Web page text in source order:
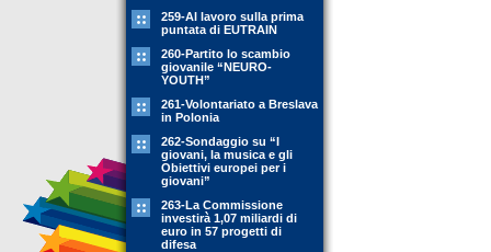
259-Al lavoro sulla prima
puntata di EUTRAIN
260-Partito lo scambio
giovanile “NEURO-
YOUTH”
261-Volontariato a Breslava
in Polonia
262-Sondaggio su “I
giovani, la musica e gli
Obiettivi europei per i
giovani”
263-La Commissione
investirà 1,07 miliardi di
euro in 57 progetti di
difesa